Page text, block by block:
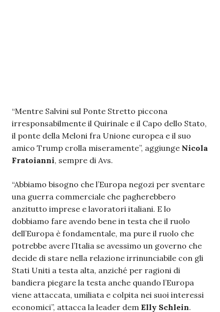
“Mentre Salvini sul Ponte Stretto piccona
irresponsabilmente il Quirinale e il Capo dello Stato,
il ponte della Meloni fra Unione europea e il suo
amico Trump crolla miseramente”, aggiunge Nicola
Fratoianni, sempre di Avs.
“Abbiamo bisogno che l’Europa negozi per sventare
una guerra commerciale che pagherebbero
anzitutto imprese e lavoratori italiani. E lo
dobbiamo fare avendo bene in testa che il ruolo
dell’Europa è fondamentale, ma pure il ruolo che
potrebbe avere l’Italia se avessimo un governo che
decide di stare nella relazione irrinunciabile con gli
Stati Uniti a testa alta, anziché per ragioni di
bandiera piegare la testa anche quando l’Europa
viene attaccata, umiliata e colpita nei suoi interessi
economici”, attacca la leader dem Elly Schlein.